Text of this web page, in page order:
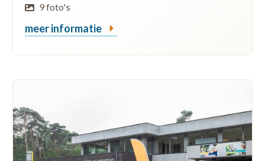
9 foto's
meer informatie